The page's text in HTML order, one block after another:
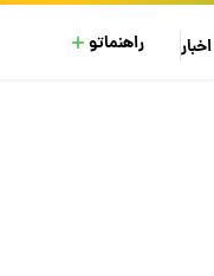
اخبار راهنماتو